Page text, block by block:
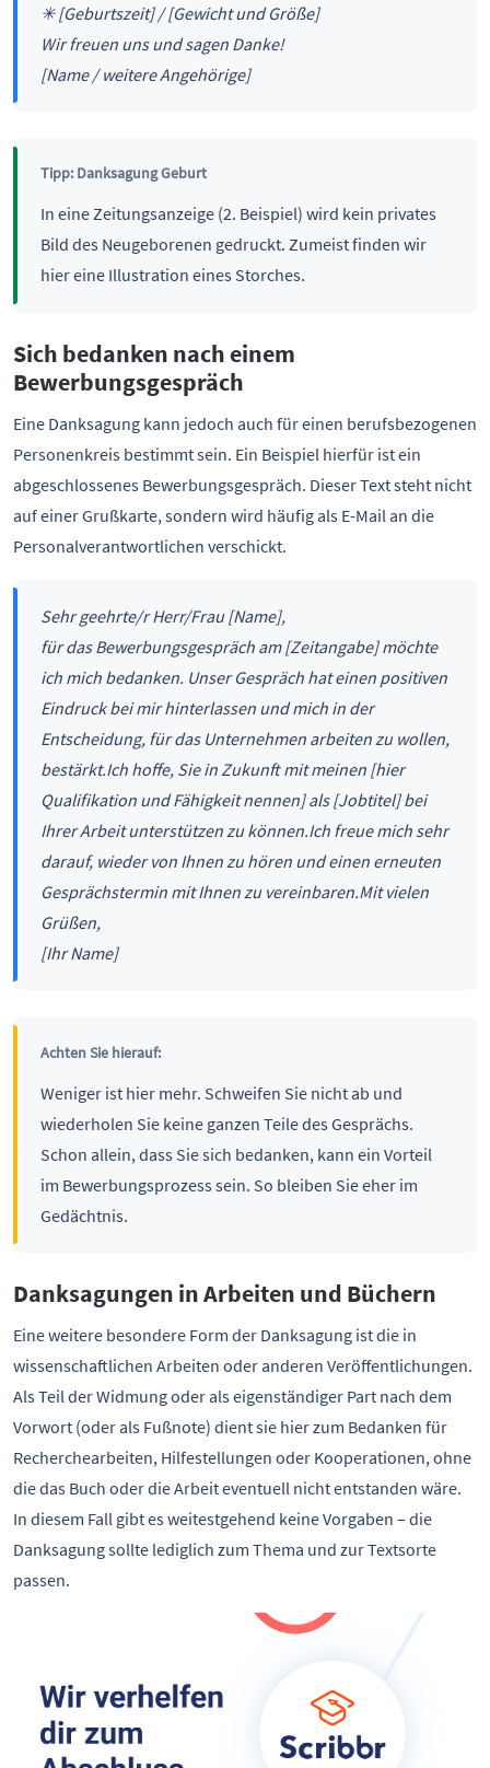
✳ [Geburtszeit] / [Gewicht und Größe]
Wir freuen uns und sagen Danke!
[Name / weitere Angehörige]
Tipp: Danksagung Geburt
In eine Zeitungsanzeige (2. Beispiel) wird kein privates
Bild des Neugeborenen gedruckt. Zumeist finden wir
hier eine Illustration eines Storches.
Sich bedanken nach einem
Bewerbungsgespräch
Eine Danksagung kann jedoch auch für einen berufsbezogenen
Personenkreis bestimmt sein. Ein Beispiel hierfür ist ein
abgeschlossenes Bewerbungsgespräch. Dieser Text steht nicht
auf einer Grußkarte, sondern wird häufig als E-Mail an die
Personalverantwortlichen verschickt.
Sehr geehrte/r Herr/Frau [Name], ⁣
für das Bewerbungsgespräch am [Zeitangabe] möchte
ich mich bedanken. Unser Gespräch hat einen positiven
Eindruck bei mir hinterlassen und mich in der
Entscheidung, für das Unternehmen arbeiten zu wollen,
bestärkt.Ich hoffe, Sie in Zukunft mit meinen [hier
Qualifikation und Fähigkeit nennen] als [Jobtitel] bei
Ihrer Arbeit unterstützen zu können.Ich freue mich sehr
darauf, wieder von Ihnen zu hören und einen erneuten
Gesprächstermin mit Ihnen zu vereinbaren.Mit vielen
Grüßen, ⁣
[Ihr Name]
Achten Sie hierauf:
Weniger ist hier mehr. Schweifen Sie nicht ab und
wiederholen Sie keine ganzen Teile des Gesprächs.
Schon allein, dass Sie sich bedanken, kann ein Vorteil
im Bewerbungsprozess sein. So bleiben Sie eher im
Gedächtnis.
Danksagungen in Arbeiten und Büchern
Eine weitere besondere Form der Danksagung ist die in
wissenschaftlichen Arbeiten oder anderen Veröffentlichungen.
Als Teil der Widmung oder als eigenständiger Part nach dem
Vorwort (oder als Fußnote) dient sie hier zum Bedanken für
Recherchearbeiten, Hilfestellungen oder Kooperationen, ohne
die das Buch oder die Arbeit eventuell nicht entstanden wäre.
In diesem Fall gibt es weitestgehend keine Vorgaben – die
Danksagung sollte lediglich zum Thema und zur Textsorte
passen.